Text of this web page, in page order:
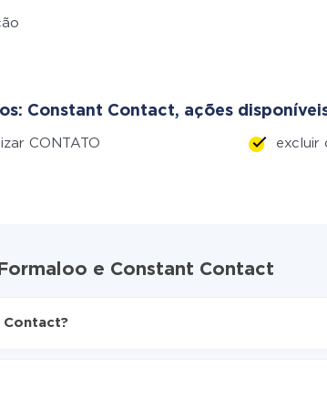
Constant Contact, ações
CONTATO excluir
e Constant Contact